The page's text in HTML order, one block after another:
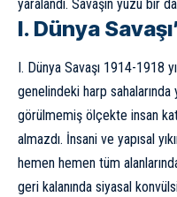
yaralandı. Savaşın yüzü bir
I. Dünya
I. Dünya Savaşı 1914-1918
genelindeki harp
görülmemiş ölçekte insan
almazdı. İnsani ve yapısal
hemen hemen tüm
geri kalanında siyasal